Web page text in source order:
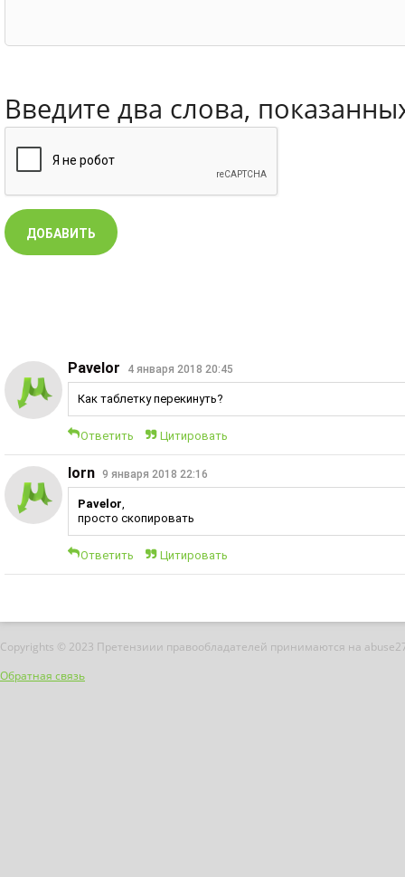
Введите два слова,
Pavelor 4 января 2018 20:45
Как таблетку перекинуть?
Ответить Цитировать
lorn 9 января 2018 22:16
Pavelor,
просто скопировать
Ответить Цитировать
Copyrights © 2023 Претензиии правообладателей принимаются на
Обратная связь